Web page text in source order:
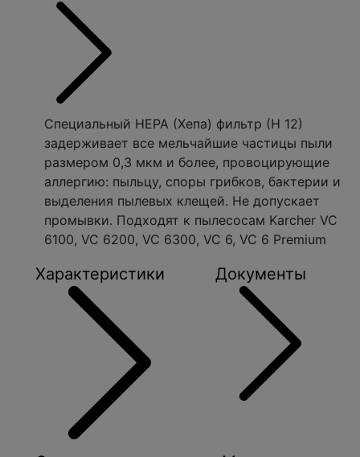
Специальный НЕРА (Хепа) фильтр (Н 12)
задерживает все мельчайшие частицы пыли
размером 0,3 мкм и более, провоцирующие
аллергию: пыльцу, споры грибков, бактерии и
выделения пылевых клещей. Не допускает
промывки. Подходят к пылесосам Karcher VC
6100, VC 6200, VC 6300, VC 6, VC 6 Premium
Характеристики Документы